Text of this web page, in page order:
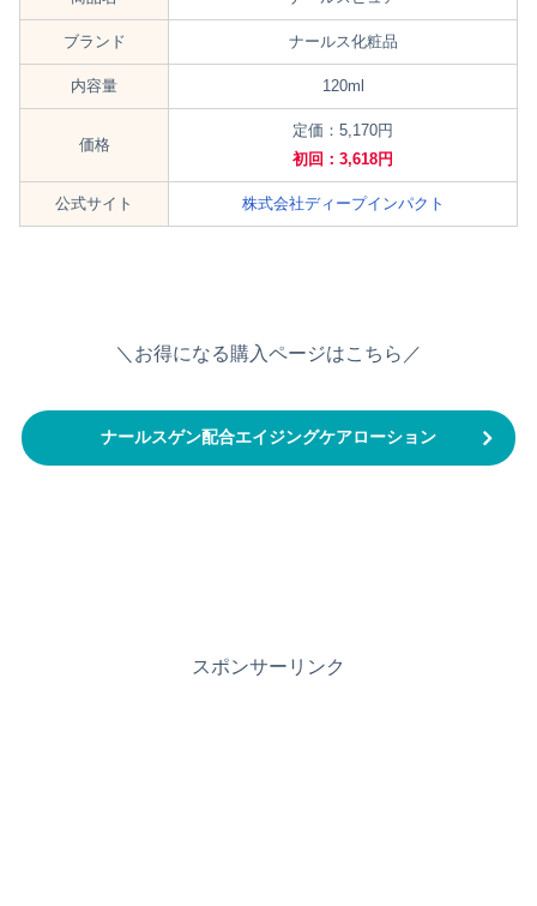
ブランド ナールス化粧品
内容量 120ml
価格
定価：5,170円
初回：3,618円
公式サイト 株式会社ディープインパクト
＼お得になる購入ページはこちら／
ナールスゲン配合エイジングケアローション
スポンサーリンク